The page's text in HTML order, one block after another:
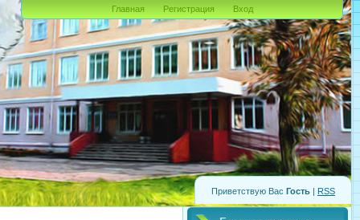
Приветствую Вас Гость | RSS
Главная Регистрация Вход